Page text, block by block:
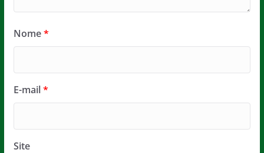
Nome*
E-mail*
Site